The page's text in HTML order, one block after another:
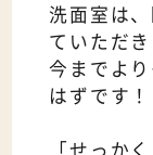
洗面室は
ていただき
今までよ
はずです！